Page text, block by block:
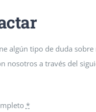
algún tipo de duda
nosotros a través del
*